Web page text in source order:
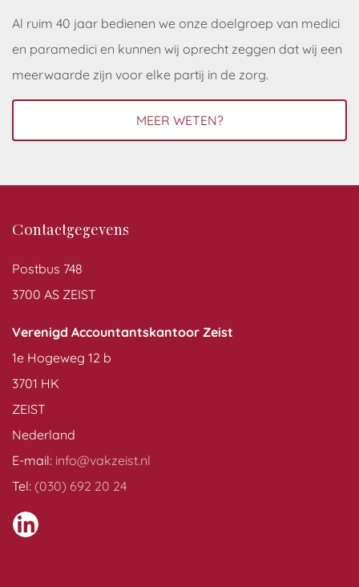
Al ruim 40 jaar bedienen we onze doelgroep van medici
en paramedici en kunnen wij oprecht zeggen dat wij een
meerwaarde zijn voor elke partij in de zorg.
MEER WETEN?
Contactgegevens
Postbus 748
3700 AS ZEIST
Verenigd Accountantskantoor Zeist
1e Hogeweg 12 b
3701 HK
ZEIST
Nederland
E-mail: info@vakzeist.nl
Tel: (030) 692 20 24